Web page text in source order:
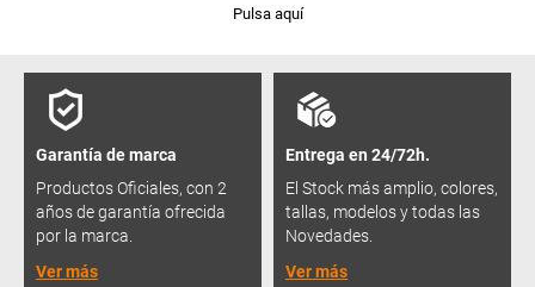
Pulsa aquí
Garantía de marca
Productos Oficiales, con 2
años de garantía ofrecida
por la marca.
Ver más
Entrega en 24/72h.
El Stock más amplio, colores,
tallas, modelos y todas las
Novedades.
Ver más